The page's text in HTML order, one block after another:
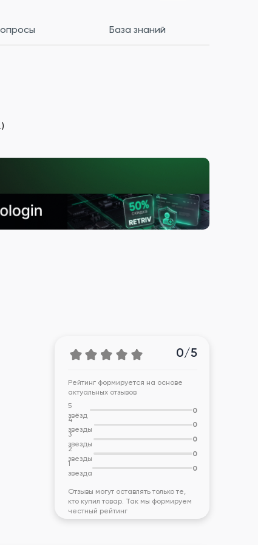
База знаний
0/5
Рейтинг формируется на основе
актуальных отзывов
5
звёзд
0
4
звезды
0
3
звезды
0
2
звезды
0
1
звезда
0
Отзывы могут оставлять только те,
кто купил товар. Так мы формируем
честный рейтинг